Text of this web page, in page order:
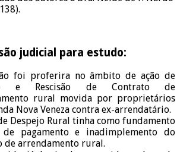
judicial para estudo:
foi proferira no âmbito de ação de
e Rescisão de Contrato de
rural movida por proprietários
Nova Veneza contra ex-arrendatário.
Despejo Rural tinha como fundamento
pagamento e inadimplemento do
de arrendamento rural.